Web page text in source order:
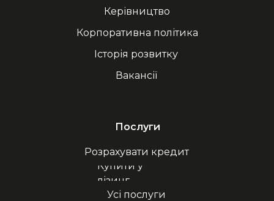
Корпоративна політика
Керівництво
Історія розвитку
Вакансії
Купити у
лізинг
Усі послуги
Послуги
Розрахувати кредит